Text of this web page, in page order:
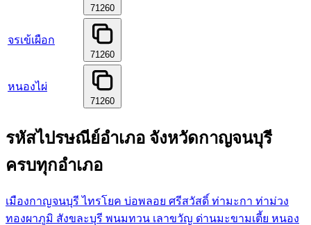
71260
จรเข้เผือก
71260
หนองไผ่
71260
รหัสไปรษณีย์อำเภอ จังหวัดกาญจนบุรี
ครบทุกอำเภอ
เมืองกาญจนบุรีไทรโยค บ่อพลอย ศรีสวัสดิ์ ท่ามะกา ท่าม่วง
ทองผาภูมิ สังขละบุรี พนมทวน เลาขวัญ ด่านมะขามเตี้ย หนอง